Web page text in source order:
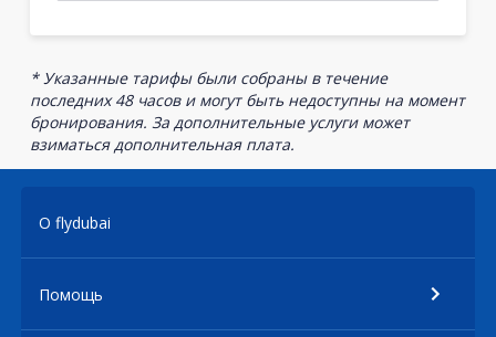
* Указанные тарифы были собраны в течение
последних 48 часов и могут быть недоступны на момент
бронирования. За дополнительные услуги может
взиматься дополнительная плата.
О flydubai
Помощь